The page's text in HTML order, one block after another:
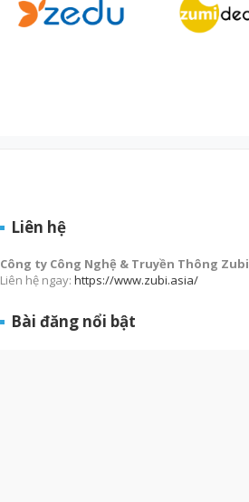
Liên hệ
Công ty Công Nghệ & Truyền Thông Zubi
Liên hệ ngay: https://www.zubi.asia/
Bài đăng nổi bật